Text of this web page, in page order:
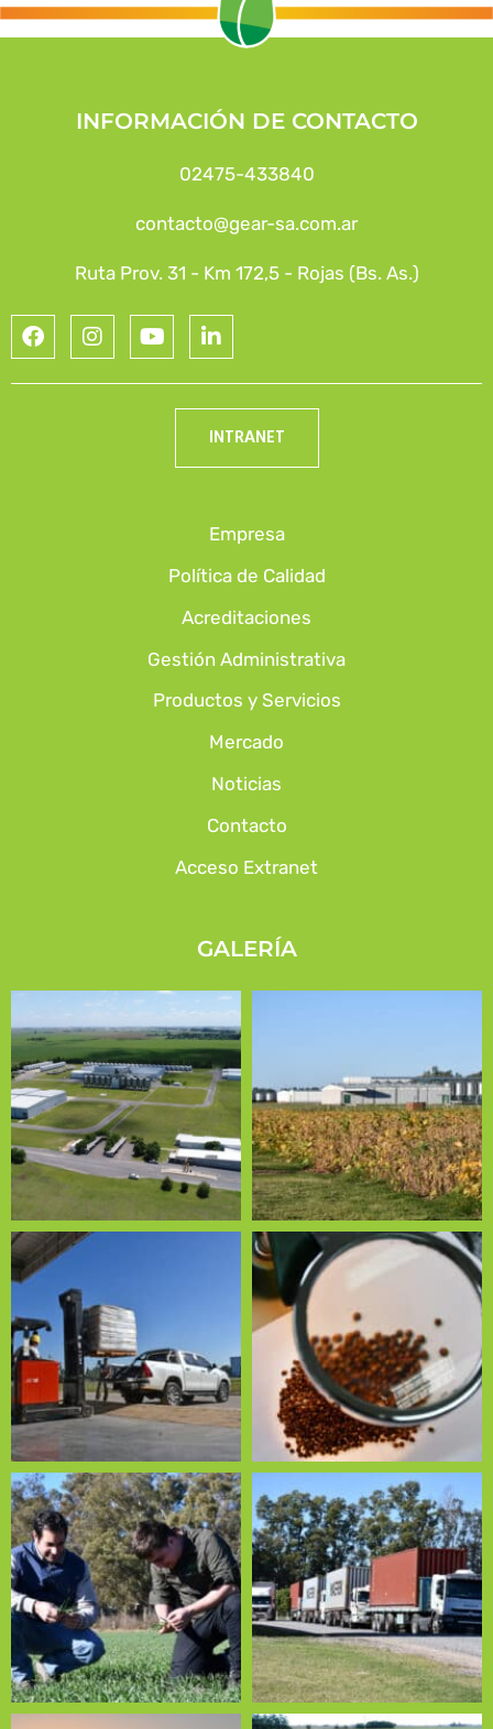
INFORMACIÓN DE CONTACTO
02475-433840
contacto@gear-sa.com.ar
Ruta Prov. 31 - Km 172,5 - Rojas (Bs. As.)
INTRANET
Empresa
Política de Calidad
Acreditaciones
Gestión Administrativa
Productos y Servicios
Mercado
Noticias
Contacto
Acceso Extranet
GALERÍA